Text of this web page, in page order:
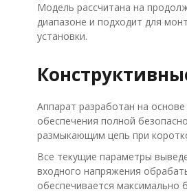
Модель рассчитана на
диапазоне и подходит для
установки.
Аппарат разработан на
обеспечения полной
размыкающим цепь при
Все текущие параметры
входного напряжения
обеспечивается максимально